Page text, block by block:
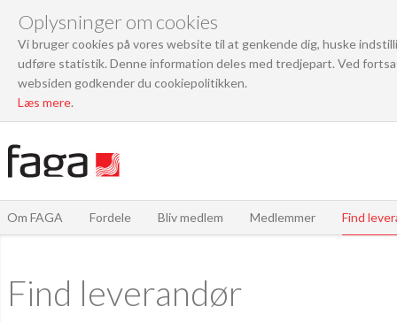
Oplysninger om cookies
Vi bruger cookies på vores website til at genkende dig, huske
udføre statistik. Denne information deles med tredjepart. Ved
websiden godkender du cookiepolitikken.
Læs mere.
Om FAGA Fordele Bliv medlem Medlemmer Find
Find leverandør